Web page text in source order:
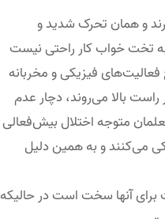
و همان تحرک شدید و
تخت خواب کار راحتی نیست
فعالیت‌های فیزیکی و مخربانه
راست بالا می‌روند، دچار عدم
متوجه اختلال بیش‌فعالی
می‌کنند و به همین دلیل
آنها سخت است در حالیکه